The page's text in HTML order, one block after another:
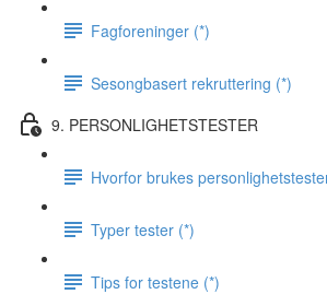
Fagforeninger (*)
Sesongbasert rekruttering (*)
9. PERSONLIGHETSTESTER
Hvorfor brukes
Typer tester (*)
Tips for testene (*)